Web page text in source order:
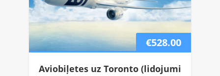
€528.00
Aviobiļetes uz Toronto (lidojumi